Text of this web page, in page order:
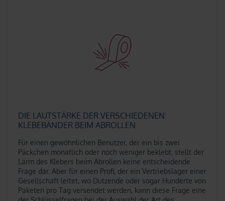
DIE LAUTSTÄRKE DER VERSCHIEDENEN
KLEBEBÄNDER BEIM ABROLLEN
Für einen gewöhnlichen Benutzer, der ein bis zwei
Päckchen monatlich oder noch weniger beklebt, stellt der
Lärm des Klebers beim Abrollen keine entscheidende
Frage dar. Aber für einen Profi, der ein Vertriebslager einer
Gesellschaft leitet, wo Dutzende oder sogar Hunderte von
Paketen pro Tag versendet werden, kann diese Frage eine